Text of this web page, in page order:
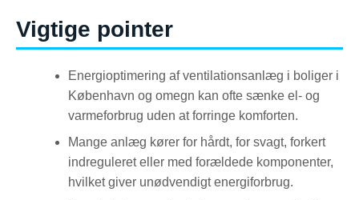
Vigtige pointer
Energioptimering af ventilationsanlæg i boliger i
København og omegn kan ofte sænke el- og
varmeforbrug uden at forringe komforten.
Mange anlæg kører for hårdt, for svagt, forkert
indreguleret eller med forældede komponenter,
hvilket giver unødvendigt energiforbrug.